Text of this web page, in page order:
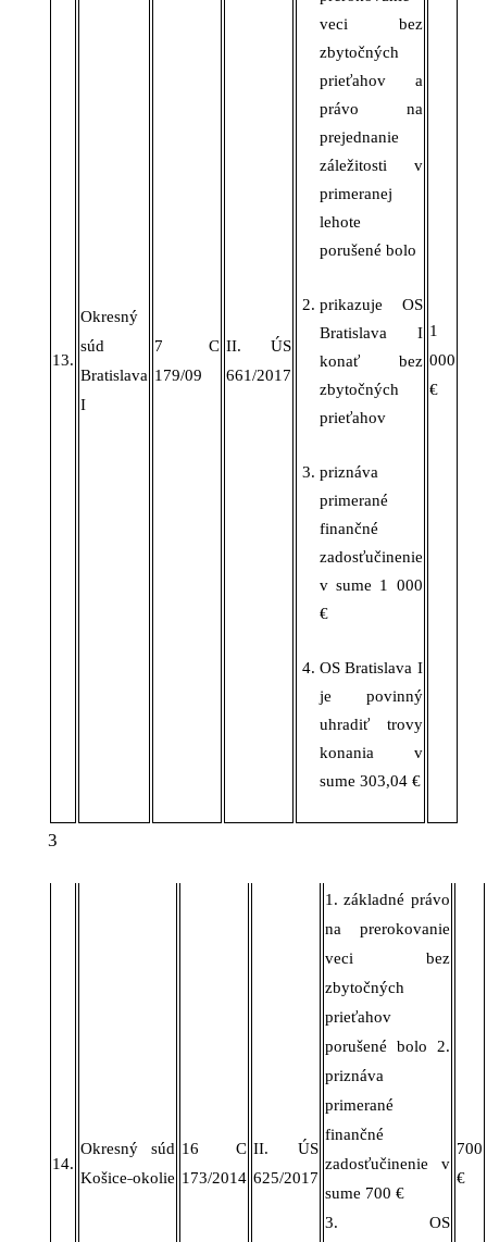
13.
Okresný
súd
Bratislava
I
7 C
179/09
II. ÚS
661/2017
veci bez
zbytočných
prieťahov a
právo na
prejednanie
záležitosti v
primeranej
lehote
porušené bolo
prikazuje OS
Bratislava I
konať bez
zbytočných
prieťahov
priznáva
primerané
finančné
zadosťučinenie
v sume 1 000
€
OS Bratislava I
je povinný
uhradiť trovy
konania v
sume 303,04 €
1
000
€
3
14.
Okresný súd
Košice˗okolie
16 C
173/2014
II. ÚS
625/2017
1. základné právo
na prerokovanie
veci bez
zbytočných
prieťahov
porušené bolo 2.
priznáva
primerané
finančné
zadosťučinenie v
sume 700 €
3. OS
700
€